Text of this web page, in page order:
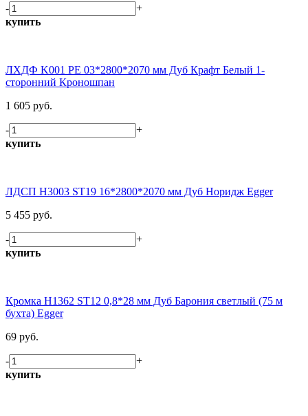
-
+
купить
ЛХДФ K001 PE 03*2800*2070 мм Дуб Крафт Белый 1-
сторонний Кроношпан
1 605 руб.
-
+
купить
ЛДСП H3003 ST19 16*2800*2070 мм Дуб Норидж Egger
5 455 руб.
-
+
купить
Кромка H1362 ST12 0,8*28 мм Дуб Барония светлый (75 м
бухта) Egger
69 руб.
-
+
купить